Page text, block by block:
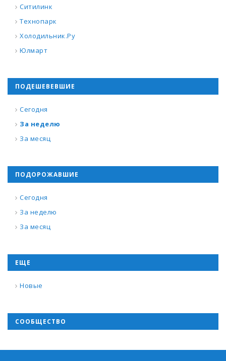
Ситилинк
Технопарк
Холодильник.Ру
Юлмарт
ПОДЕШЕВЕВШИЕ
Сегодня
За неделю
За месяц
ПОДОРОЖАВШИЕ
Сегодня
За неделю
За месяц
ЕЩЕ
Новые
СООБЩЕСТВО